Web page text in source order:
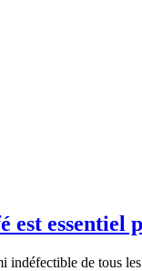
est
indéfectible de tous